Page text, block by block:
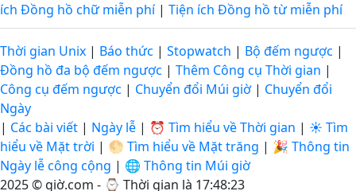
ích Đồng hồ chữ miễn phí| Tiện ích Đồng hồ từ miễn phí
Thời gian Unix | Báo thức | Stopwatch | Bộ đếm ngược |
Đồng hồ đa bộ đếm ngược | Thêm Công cụ Thời gian |
Công cụ đếm ngược | Chuyển đổi Múi giờ | Chuyển đổi
Ngày
| Các bài viết | Ngày lễ | ⏰ Tìm hiểu về Thời gian | ☀️ Tìm
hiểu về Mặt trời | 🌕 Tìm hiểu về Mặt trăng | 🎉 Thông tin
Ngày lễ công cộng | 🌐 Thông tin Múi giờ
2025 © giờ.com - ⌚ Thời gian là 17:48:23